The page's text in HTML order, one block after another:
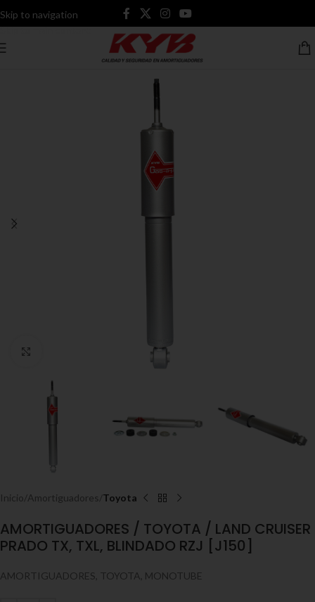
Skip to navigation
Skip to main content
Inicio Amortiguadores Toyota
AMORTIGUADORES / TOYOTA / LAND CRUISER
PRADO TX, TXL, BLINDADO RZJ [J150]
AMORTIGUADORES, TOYOTA, MONOTUBE